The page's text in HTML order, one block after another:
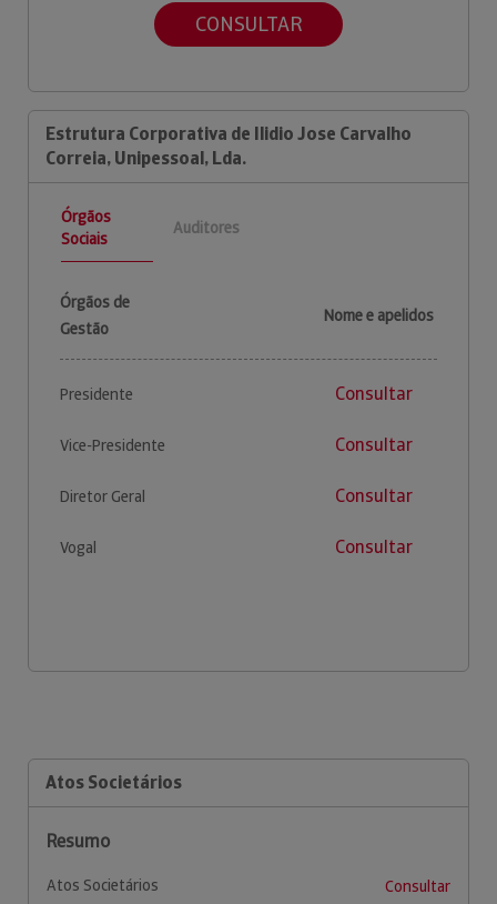
CONSULTAR
Estrutura Corporativa de Ilidio Jose Carvalho
Correia, Unipessoal, Lda.
Órgãos
Sociais
Auditores
Órgãos de
Gestão
Nome e apelidos
Presidente Consultar
Vice-Presidente Consultar
Diretor Geral Consultar
Vogal Consultar
Atos Societários
Resumo
Atos Societários
Consultar